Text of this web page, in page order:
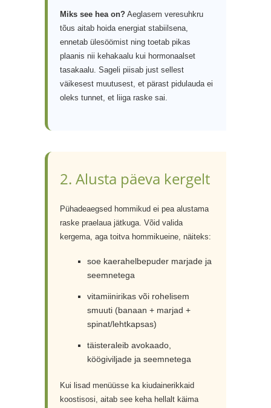
Miks see hea on? Aeglasem veresuhkru
tõus aitab hoida energiat stabiilsena,
ennetab ülesöömist ning toetab pikas
plaanis nii kehakaalu kui hormonaalset
tasakaalu. Sageli piisab just sellest
väikesest muutusest, et pärast pidulauda ei
oleks tunnet, et liiga raske sai.
2. Alusta päeva kergelt
Pühadeaegsed hommikud ei pea alustama
raske praelaua jätkuga. Võid valida
kergema, aga toitva hommikueine, näiteks:
soe kaerahelbepuder marjade ja
seemnetega
vitamiinirikas või rohelisem
smuuti (banaan + marjad +
spinat/lehtkapsas)
täisteraleib avokaado,
köögiviljade ja seemnetega
Kui lisad menüüsse ka kiudainerikkaid
koostisosi, aitab see keha hellalt käima